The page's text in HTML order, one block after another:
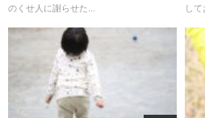
のくせ人に謝らせた...
して